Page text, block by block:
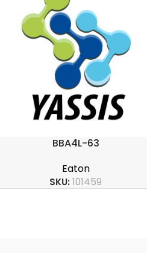
BBA4L-63
Eaton
SKU:101459